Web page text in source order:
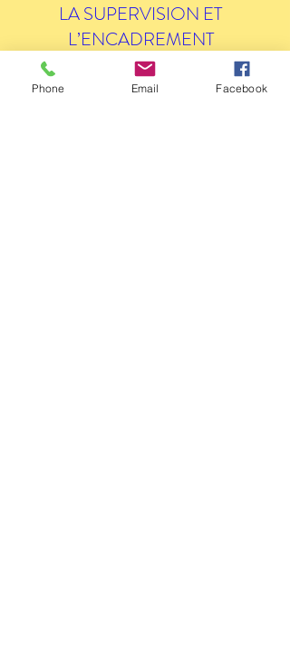
LA SUPERVISION ET
L’ENCADREMENT
D’un animateur qualifié durant les heures
d’ouverture. C'est aussi des règlements à
Phone Email Facebook